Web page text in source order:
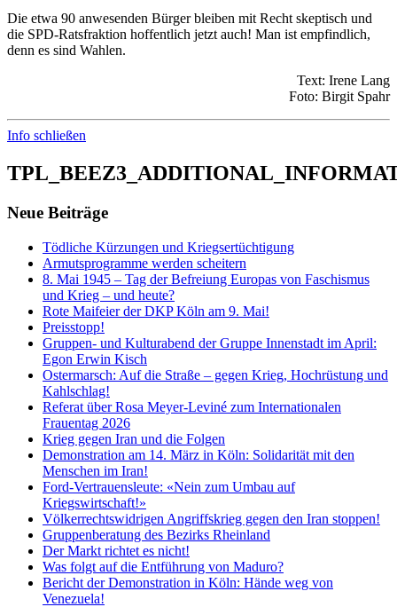
Die etwa 90 anwesenden Bürger bleiben mit Recht skeptisch und
die SPD-Ratsfraktion hoffentlich jetzt auch! Man ist empfindlich,
denn es sind Wahlen.
Text: Irene Lang
Foto: Birgit Spahr
Info schließen
Neue Beiträge
Tödliche Kürzungen und Kriegsertüchtigung
Armutsprogramme werden scheitern
8. Mai 1945 – Tag der Befreiung Europas von Faschismus
und Krieg – und heute?
Rote Maifeier der DKP Köln am 9. Mai!
Preisstopp!
Gruppen- und Kulturabend der Gruppe Innenstadt im April:
Egon Erwin Kisch
Ostermarsch: Auf die Straße – gegen Krieg, Hochrüstung und
Kahlschlag!
Referat über Rosa Meyer-Leviné zum Internationalen
Frauentag 2026
Krieg gegen Iran und die Folgen
Demonstration am 14. März in Köln: Solidarität mit den
Menschen im Iran!
Ford-Vertrauensleute: «Nein zum Umbau auf
Kriegswirtschaft!»
Völkerrechtswidrigen Angriffskrieg gegen den Iran stoppen!
Gruppenberatung des Bezirks Rheinland
Der Markt richtet es nicht!
Was folgt auf die Entführung von Maduro?
Bericht der Demonstration in Köln: Hände weg von
Venezuela!